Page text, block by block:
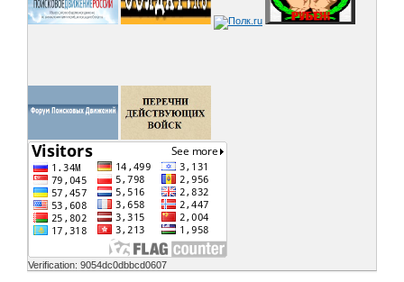
Verification: 9054dc0dbbcd0607